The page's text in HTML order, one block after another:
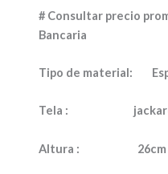
# Consultar precio
Bancaria
Tipo de material:
Tela :
Altura : 26cm